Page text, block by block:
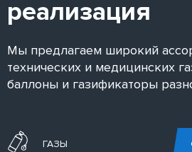
реализация
Мы предлагаем широкий
технических и медицинских
баллоны и газификаторы
ГАЗЫ